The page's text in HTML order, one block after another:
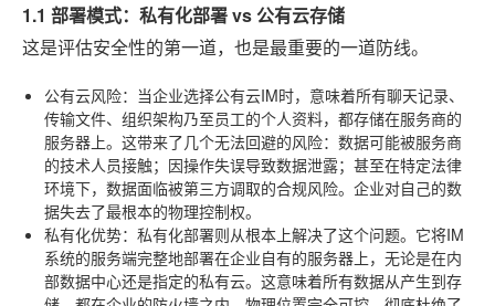
1.1 部署模式：私有化部署 vs 公有云存储
这是评估安全性的第一道，也是最重要的一道防线。
公有云风险：当企业选择公有云IM时，意味着所有聊天记录、
传输文件、组织架构乃至员工的个人资料，都存储在服务商的
服务器上。这带来了几个无法回避的风险：数据可能被服务商
的技术人员接触；因操作失误导致数据泄露；甚至在特定法律
环境下，数据面临被第三方调取的合规风险。企业对自己的数
据失去了最根本的物理控制权。
私有化优势：私有化部署则从根本上解决了这个问题。它将IM
系统的服务端完整地部署在企业自有的服务器上，无论是在内
部数据中心还是指定的私有云。这意味着所有数据从产生到存